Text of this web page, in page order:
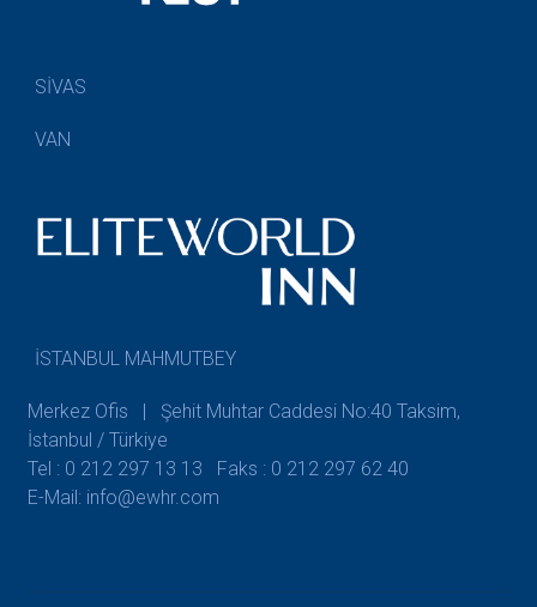
SİVAS
VAN
İSTANBUL MAHMUTBEY
Merkez Ofis | Şehit Muhtar Caddesi No:40 Taksim,
İstanbul / Türkiye
Tel : 0 212 297 13 13
Faks : 0 212 297 62 40
E-Mail: info@ewhr.com